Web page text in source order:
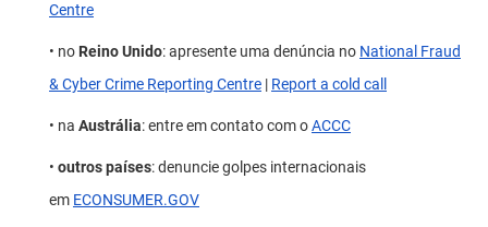
Centre
• no Reino Unido: apresente uma denúncia no National Fraud
& Cyber Crime Reporting Centre | Report a cold call
• na Austrália: entre em contato com oACCC
• outros países: denuncie golpes internacionais
em ECONSUMER.GOV